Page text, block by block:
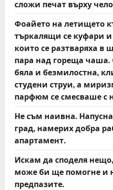
сложи печат върху
Фоайето на летището
търкалящи се куфари
които се разтваряха в
пара над гореща чаша.
бяла и безмилостна,
студени струи, а
парфюм се смесваше с
Не съм наивна.
град, намерих добра
апартамент.
Искам да споделя
може би ще помогне и
предпазите.